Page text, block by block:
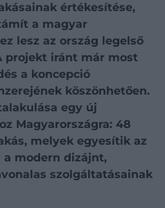
értékesítése,
a magyar
lesz az ország legelső
projekt iránt már most
a koncepció
köszönhetően.
egy új
Magyarországra: 48
melyek egyesítik az
a modern dizájnt,
szolgáltatásainak